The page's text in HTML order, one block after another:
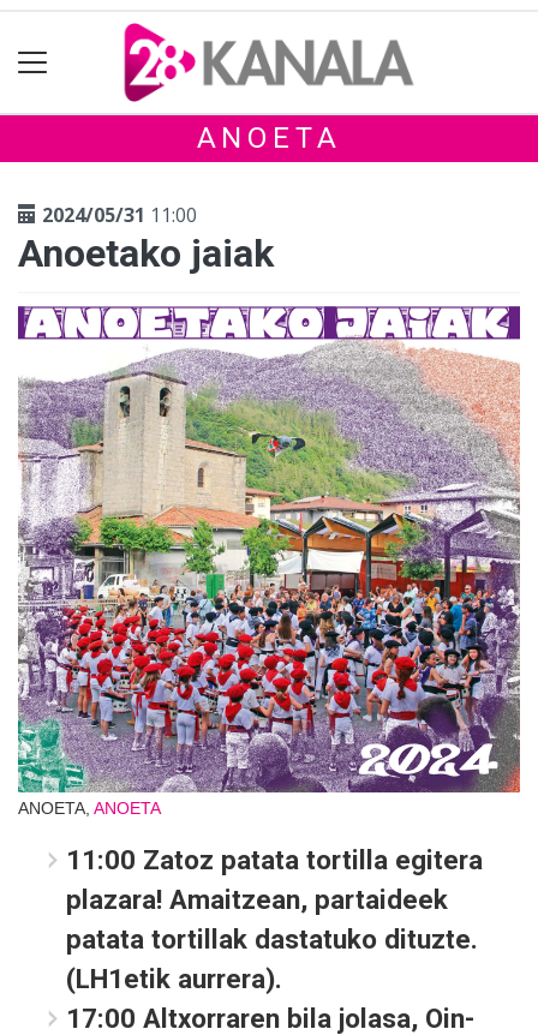
ANOETA
2024/05/31 11:00
Anoetako jaiak
ANOETA, ANOETA
11:00 Zatoz patata tortilla egitera
plazara! Amaitzean, partaideek
patata tortillak dastatuko dituzte.
(LH1etik aurrera).
17:00 Altxorraren bila jolasa, Oin-